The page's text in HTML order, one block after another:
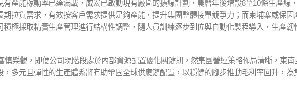
產能稼動率已達滿載，威宏已啟動現有廠區的擴線計劃，農曆年後增設8至10條生產線
期拉貨需求，有效按客戶需求提供足夠產能，提升集團整體接單競爭力；而柬埔寨威保因
極採取精實生產管理進行結構性調整，隨人員訓練逐步到位與自動化製程導入，生產韌
慎樂觀，即便公司現階段處於內部資源配置優化關鍵期，然集團營運策略佈局清晰，東南
多元且彈性的生產體系將有助鞏固全球供應鏈配置，以穩健的腳步推動毛利率回升，為